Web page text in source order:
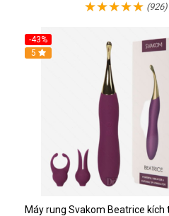
(926)
-43%
Hot
5
Máy rung Svakom Beatrice kích